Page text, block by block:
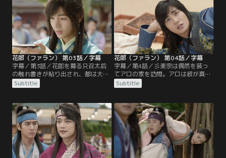
ちに眠りに誘われ、彼女に興味を抱
く。そんな中、只召太后は新羅の未
来のために王の親衛隊を作ろうと考
え、獄中のウィファに取引を持ちか
ける。
の顔を見た者を殺せ」という只召太
后の命令によってマンムンは禁衛将
に追われ、ムミョンと共に深手を負
う。アロの父アンジは山中で2人を
発見するが…。
花郎（ファラン） 第03話／字幕
字幕／第3話／花郎を募る只召太后
の触れ書きが貼り出され、都は大騒
ぎになる。アロは多易書の主人ピジ
ュギから貴公子の調査を任され、花
ウィファに報告。一方、権力者のパ
ク・ヨンシルは花郎の創成には王の
許可が必要だと只召太后に迫り、彡
麦宗を誘い出そうと企む。そんな
中、アンジはムミョンを追っ手から
守るべく…。
Subtitle
花郎（ファラン） 第04話／字幕
字幕／第4話／彡麦宗は偶然を装っ
てアロの家を訪問。アロは彼が真興
王であるとは夢にも思わず、世間に
姿を現わさない王の心情を理解でき
猛反対する中、ウィファはスホとパ
ンリュに罠を仕掛ける。彡麦宗はジ
ディという偽名でウィファに会い、
只召太后を倒すために花郎になりた
いと宣言するのだった。そんな
中…。
Subtitle